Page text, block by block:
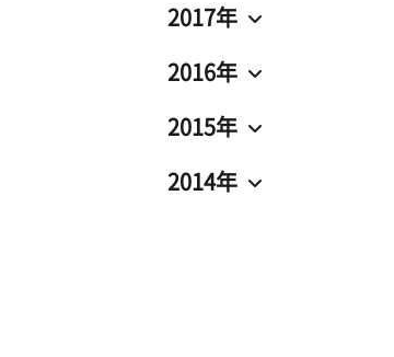
2017年
2016年
2015年
2014年